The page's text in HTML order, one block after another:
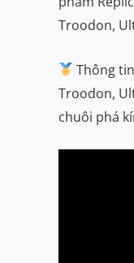
Troodon,
Thông
Troodon,
chuôi phá